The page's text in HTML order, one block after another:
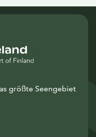
größte Seengebiet